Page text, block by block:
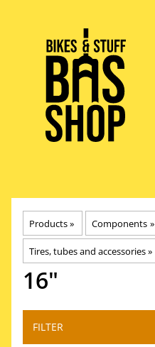
BIKES & STUFF
Products‪» Components ‪»
Tires, tubes and accessories‪»
16"
FILTER